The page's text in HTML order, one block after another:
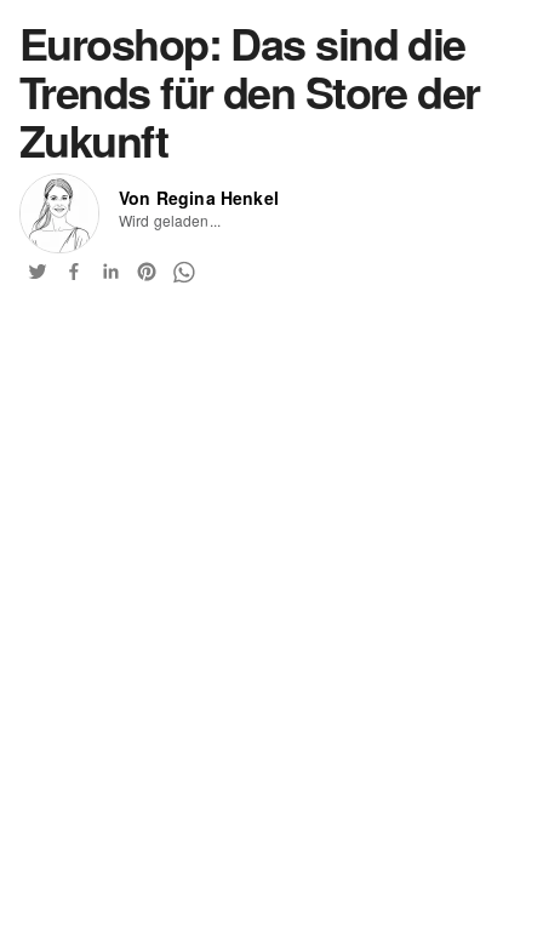
Euroshop: Das sind die
Trends für den Store der
Zukunft
Von Regina Henkel
Wird geladen...